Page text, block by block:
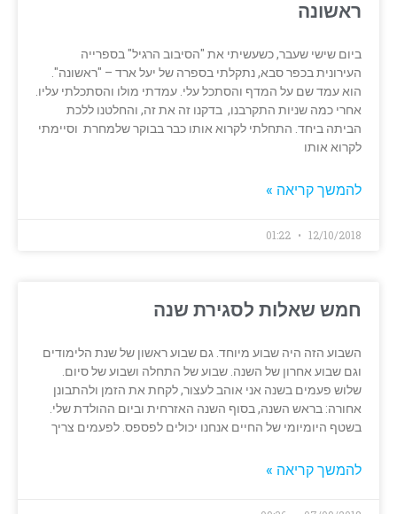
ראשונה
ביום שישי שעבר, כשעשיתי את "הסיבוב הרגיל" בספרייה
העירונית בכפר סבא, נתקלתי בספרה של יעל ארד – "ראשונה".
הוא עמד שם על המדף והסתכל עלי. עמדתי מולו והסתכלתי עליו.
אחרי כמה שניות התקרבנו, בדקנו זה את זה, והחלטנו ללכת
הביתה ביחד. התחלתי לקרוא אותו כבר בבוקר שלמחרת וסיימתי
לקרוא אותו
להמשך קריאה »
12/10/2018
חמש שאלות לסגירת שנה
השבוע הזה היה שבוע מיוחד. גם שבוע ראשון של שנת הלימודים
וגם שבוע אחרון של השנה. שבוע של התחלה ושבוע של סיום.
שלוש פעמים בשנה אני אוהב לעצור, לקחת את הזמן ולהתבונן
אחורה: בראש השנה, בסוף השנה האזרחית וביום ההולדת שלי.
בשטף היומיומי של החיים אנחנו יכולים לפספס. לפעמים צריך
להמשך קריאה »